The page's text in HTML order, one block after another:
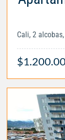
Cali, 2